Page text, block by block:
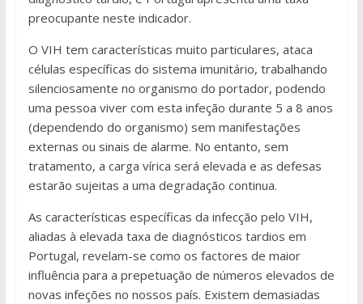
preocupante neste indicador.
O VIH tem características muito particulares, ataca
células específicas do sistema imunitário, trabalhando
silenciosamente no organismo do portador, podendo
uma pessoa viver com esta infeção durante 5 a 8 anos
(dependendo do organismo) sem manifestações
externas ou sinais de alarme. No entanto, sem
tratamento, a carga vírica será elevada e as defesas
estarão sujeitas a uma degradação continua.
As características específicas da infecção pelo VIH,
aliadas à elevada taxa de diagnósticos tardios em
Portugal, revelam-se como os factores de maior
influência para a prepetuação de números elevados de
novas infeções no nossos país. Existem demasiadas